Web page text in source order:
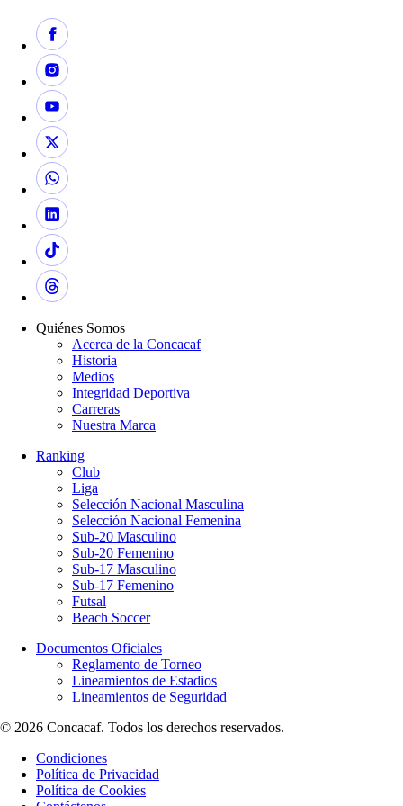
Quiénes Somos
Acerca de la Concacaf
Historia
Medios
Integridad Deportiva
Carreras
Nuestra Marca
Ranking
Club
Liga
Selección Nacional Masculina
Selección Nacional Femenina
Sub-20 Masculino
Sub-20 Femenino
Sub-17 Masculino
Sub-17 Femenino
Futsal
Beach Soccer
Documentos Oficiales
Reglamento de Torneo
Lineamientos de Estadios
Lineamientos de Seguridad
© 2026 Concacaf. Todos los derechos reservados.
Condiciones
Política de Privacidad
Política de Cookies